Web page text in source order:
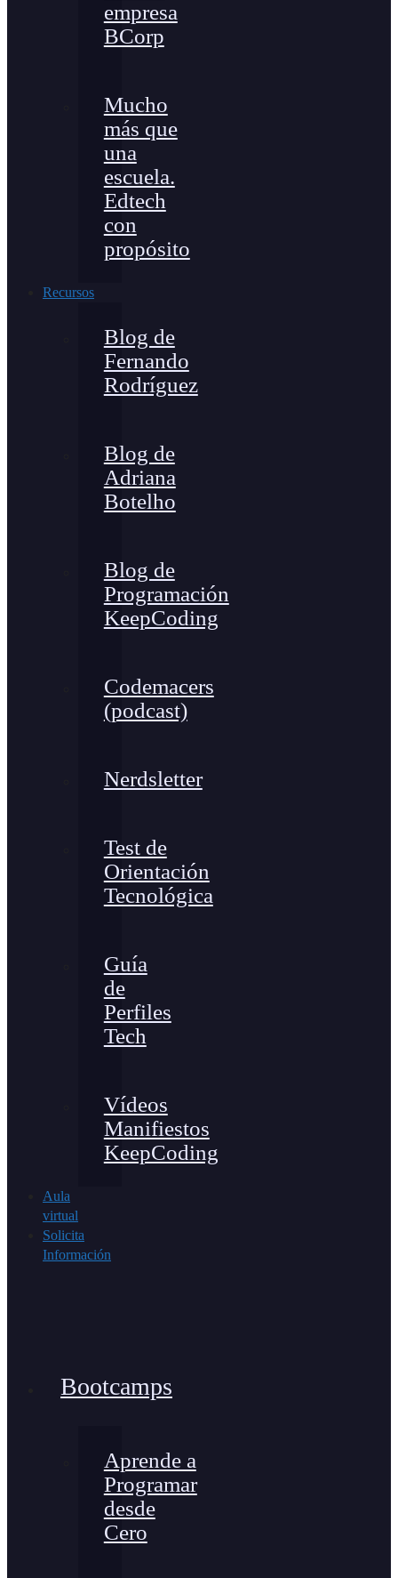
empresa
BCorp
Mucho
más que
una
escuela.
Edtech
con
propósito
Recursos
Blog de
Fernando
Rodríguez
Blog de
Adriana
Botelho
Blog de
Programación
KeepCoding
Codemacers
(podcast)
Nerdsletter
Test de
Orientación
Tecnológica
Guía
de
Perfiles
Tech
Vídeos
Manifiestos
KeepCoding
Aula
virtual
Solicita
Información
Bootcamps
Aprende a
Programar
desde
Cero